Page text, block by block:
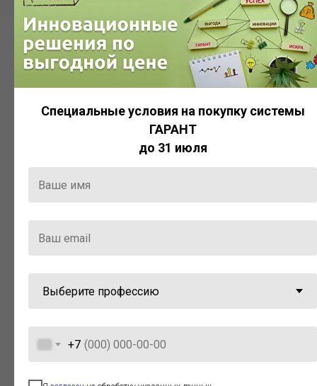
Компания «Гарант» стала
победителем премии «Время
Система
ГАРАНТ
Актуальная правовая информация
и инструменты для максимально
эффективной работы с ней.
Специальные условия на покупку системы
ГАРАНТ
до 31 июля
+7